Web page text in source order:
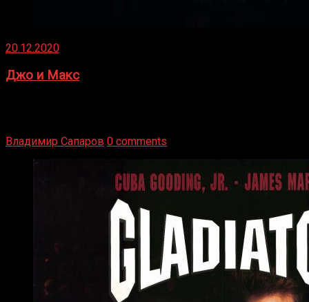
20.12.2020
Джо и Макс
Владимир Сапаров 0 comments